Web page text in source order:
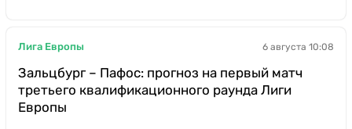
Лига Европы 6 августа 10:08
Зальцбург – Пафос: прогноз на первый матч
третьего квалификационного раунда Лиги
Европы